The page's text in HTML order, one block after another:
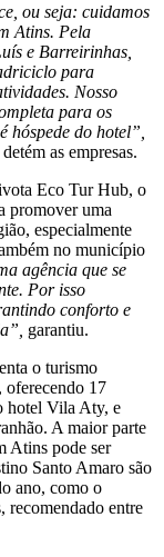
ou seja: cuidamos
Atins. Pela
e Barreirinhas,
para
Nosso
para os
hóspede do hotel”,
as empresas.
Eco Tur Hub, o
promover uma
especialmente
no município
agência que se
Por isso
conforto e
garantiu.
o turismo
oferecendo 17
hotel Vila Aty, e
A maior parte
Atins pode ser
Santo Amaro são
ano, como o
recomendado entre